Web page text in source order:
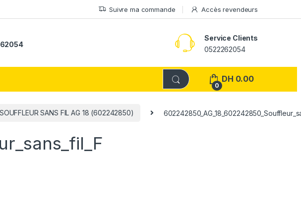
Suivre ma commande Accès revendeurs
Service Clients
0522262054
0
DH 0.00
SOUFFLEUR SANS FIL AG 18 (602242850)